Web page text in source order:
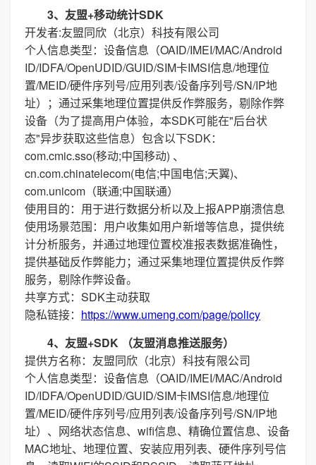
3、友盟+移动统计SDK
开发者:友盟同欣（北京）科技有限公司
个人信息类型：设备信息（OAID/IMEI/MAC/Android
ID/IDFA/OpenUDID/GUID/SIM卡IMSI信息/地理位
置/MEID/硬件序列号/应用列表/设备序列号/SN/IP地
址）；通过采集地理位置提供反作弊服务，剔除作弊
设备（为了提高用户体验，本SDK可能在"后台状
态"异步获取这些信息）包含以下SDK：
com.cmic.sso(移动;中国移动) 、
cn.com.chinatelecom(电信;中国电信;天翼)、
com.unicom（联通;中国联通）
使用目的：用于进行数据分析以及上报APP崩溃信息
使用场景范围：用户收集如用户新增等信息，提供统
计分析服务，并通过地理位置校准报表数据准确性，
提供基础反作弊能力；通过采集地理位置提供反作弊
服务，剔除作弊设备。
共享方式：SDK主动获取
隐私链接： https://www.umeng.com/page/policy
4、友盟+SDK （友盟消息推送服务）
提供方名称：友盟同欣（北京）科技有限公司
个人信息类型：设备信息（OAID/IMEI/MAC/Android
ID/IDFA/OpenUDID/GUID/SIM卡IMSI信息/地理位
置/MEID/硬件序列号/应用列表/设备序列号/SN/IP地
址）、网络状态信息、wifi信息、精确位置信息、设备
MAC地址、地理位置、安装应用列表、硬件序列号信